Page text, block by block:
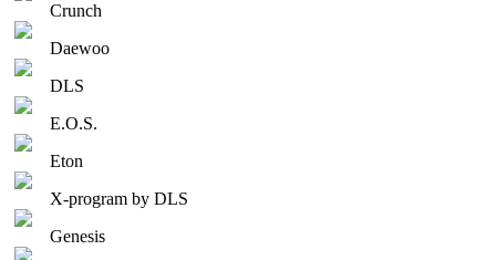
Crunch
Daewoo
DLS
E.O.S.
Eton
X-program by DLS
Genesis